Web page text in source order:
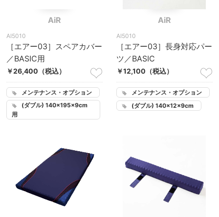
AiR
AI5010
［エアー03］スペアカバー
／BASIC用
￥26,400 （税込）
メンテナンス・オプション
(ダブル) 140×195×9cm
用
AiR
AI5010
［エアー03］長身対応パー
ツ／BASIC
￥12,100 （税込）
メンテナンス・オプション
(ダブル) 140×12×9cm